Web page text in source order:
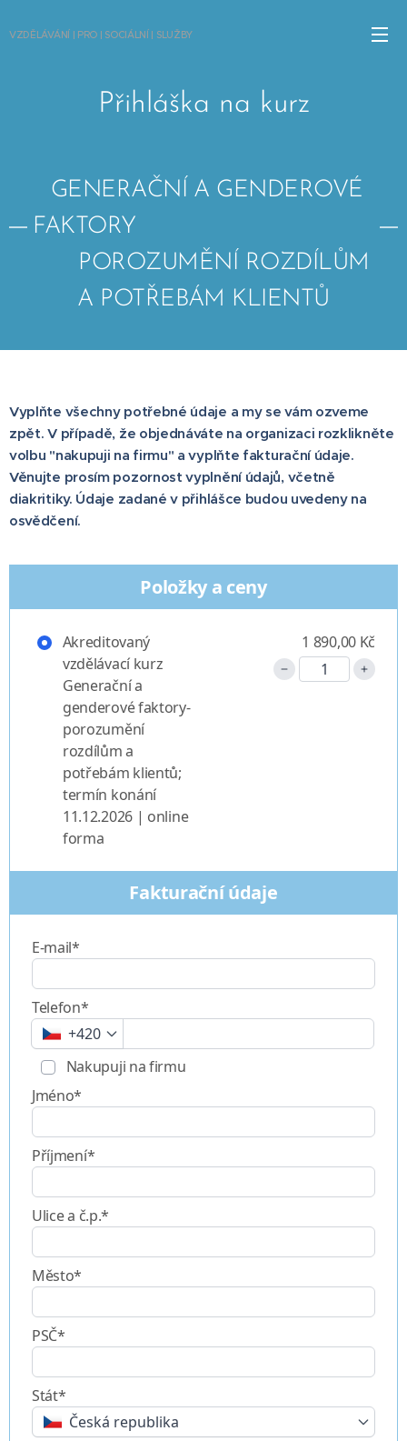
VZDĚLÁVÁNÍ | PRO | SOCIÁLNÍ | SLUŽBY
Přihláška na kurz
GENERAČNÍ A GENDEROVÉ
FAKTORY
POROZUMĚNÍ ROZDÍLŮM
A POTŘEBÁM KLIENTŮ
Vyplňte všechny potřebné údaje a my se vám ozveme
zpět. V případě, že objednáváte na organizaci rozklikněte
volbu "nakupuji na firmu" a vyplňte fakturační údaje.
Věnujte prosím pozornost vyplnění údajů, včetně
diakritiky. Údaje zadané v přihlášce budou uvedeny na
osvědčení.
Položky a ceny
Akreditovaný
vzdělávací kurz
Generační a
genderové faktory-
porozumění
rozdílům a
potřebám klientů;
termín konání
11.12.2026 | online
forma
1 890,00 Kč
Fakturační údaje
E-mail*
Telefon*
+420
Nakupuji na firmu
Jméno*
Příjmení*
Ulice a č.p.*
Město*
PSČ*
Stát*
Česká republika